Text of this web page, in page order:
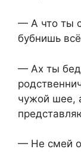
— А что ты
бубнишь
— Ах ты
чужой шее,
— Не смей